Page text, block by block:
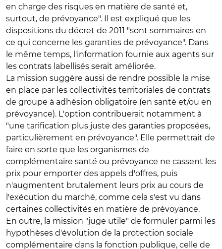
en charge des risques en matière de santé et,
surtout, de prévoyance". Il est expliqué que les
dispositions du décret de 2011 "sont sommaires en
ce qui concerne les garanties de prévoyance". Dans
le même temps, l'information fournie aux agents sur
les contrats labellisés serait améliorée.
La mission suggère aussi de rendre possible la mise
en place par les collectivités territoriales de contrats
de groupe à adhésion obligatoire (en santé et/ou en
prévoyance). L'option contribuerait notamment à
"une tarification plus juste des garanties proposées,
particulièrement en prévoyance". Elle permettrait de
faire en sorte que les organismes de
complémentaire santé ou prévoyance ne cassent les
prix pour emporter des appels d'offres, puis
n'augmentent brutalement leurs prix au cours de
l'exécution du marché, comme cela s'est vu dans
certaines collectivités en matière de prévoyance.
En outre, la mission "juge utile" de formuler parmi les
hypothèses d'évolution de la protection sociale
complémentaire dans la fonction publique, celle de